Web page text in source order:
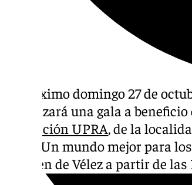
El próximo domingo 27 de
organizará una gala a
asociación UPRA, de la
Gala «Un mundo mejor para
Carmen de Vélez a partir de